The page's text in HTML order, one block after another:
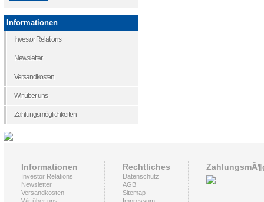
Informationen
Investor Relations
Newsletter
Versandkosten
Wir über uns
Zahlungsmöglichkeiten
Informationen
Investor Relations
Newsletter
Versandkosten
Rechtliches
Datenschutz
AGB
Sitemap